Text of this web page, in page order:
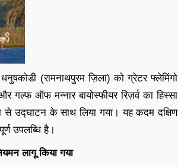
(रामनाथपुरम ज़िला) को ग्रेटर फ्लेमिंगो
गल्फ ऑफ मन्नार बायोस्फीयर रिज़र्व का हिस्सा
से उद्घाटन के साथ लिया गया। यह कदम दक्षिण
उपलब्धि है।
लागू किया गया